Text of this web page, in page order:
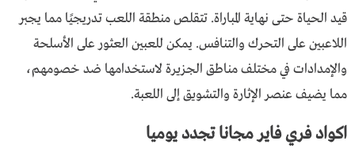
قيد الحياة حتى نهاية المباراة. تتقلص منطقة اللعب تدريجيًا مما يجبر
اللاعبين على التحرك والتنافس. يمكن للعبين العثور على الأسلحة
والإمدادات في مختلف مناطق الجزيرة لاستخدامها ضد خصومهم،
مما يضيف عنصر الإثارة والتشويق إلى اللعبة.
اكواد فري فاير مجانا تجدد يوميا